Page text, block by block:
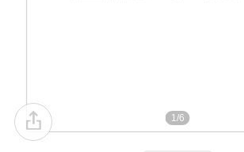
1/6